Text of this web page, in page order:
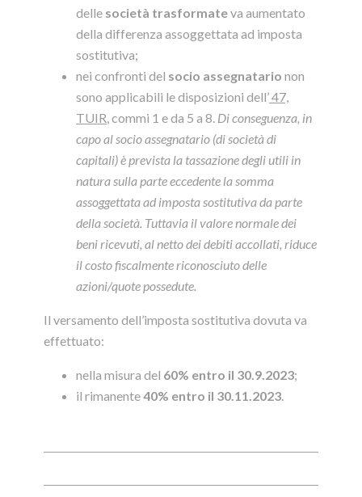
delle società trasformateva aumentato
della differenza assoggettata ad imposta
sostitutiva;
nei confronti del socio assegnatario non
sono applicabili le disposizioni dell’47,
TUIR , commi 1 e da 5 a 8. Di conseguenza, in
capo al socio assegnatario (di società di
capitali) è prevista la tassazione degli utili in
natura sulla parte eccedente la somma
assoggettata ad imposta sostitutiva da parte
della società. Tuttavia il valore normale dei
beni ricevuti, al netto dei debiti accollati, riduce
il costo fiscalmente riconosciuto delle
azioni/quote possedute.
Il versamento dell’imposta sostitutiva dovuta va
effettuato:
nella misura del 60% entro il 30.9.2023;
il rimanente40% entro il 30.11.2023